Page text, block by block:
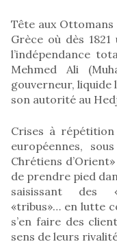
Tête aux Ottomans
Grèce où dès
l’indépendance
Mehmed Ali
gouverneur, liquide
son autorité au
Crises à
européennes,
Chrétiens
de prendre pied
saisissant des
«tribus»… en lutte
s’en faire des
sens de leurs